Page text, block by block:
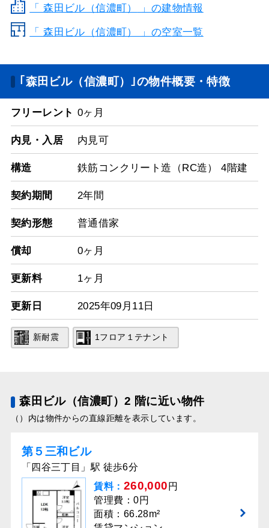
「森田ビル（信濃町） 」の建物情報
「 森田ビル（信濃町） 」の空室一覧
｢森田ビル（信濃町）｣の物件概要・特徴
フリーレント 0ヶ月
内見・入居 内見可
構造 鉄筋コンクリート造（RC造） 4階建
契約期間 2年間
契約形態 普通借家
償却 0ヶ月
更新料 1ヶ月
更新日 2025年09月11日
新耐震 1フロア１テナント
森田ビル（信濃町）2 階に近い物件
（）内は物件からの直線距離を表示しています。
第５三和ビル
「四谷三丁目」駅 徒歩6分
賃料： 260,000 円
管理費：0円
面積：66.28m²